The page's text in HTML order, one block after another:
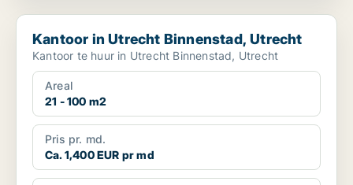
Kantoor in Utrecht Binnenstad, Utrecht
Kantoor in Utrecht Binnenstad, Utrecht
Kantoor te huur in Utrecht Binnenstad, Utrecht
Areal
21 - 100 m2
Pris pr. md.
Ca. 1,400 EUR pr md